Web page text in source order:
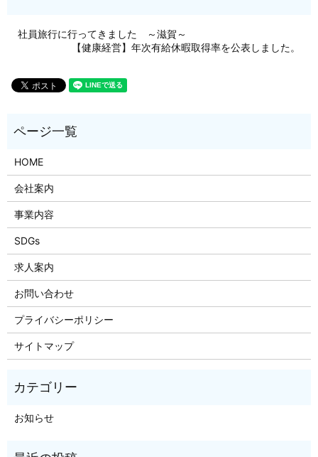
社員旅行に行ってきました ～滋賀～
【健康経営】年次有給休暇取得率を公表しました。
HOME
会社案内
事業内容
SDGs
求人案内
お問い合わせ
プライバシーポリシー
サイトマップ
お知らせ